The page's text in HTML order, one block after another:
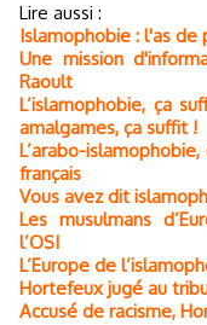
Lire aussi :
Islamophobie : l'as
Une mission
Raoult
L’islamophobie, ça
amalgames, ça suffit !
L’arabo-
français
Vous avez dit
Les musulmans
l’OSI
L’Europe de
Hortefeux jugé au
Accusé de racisme,